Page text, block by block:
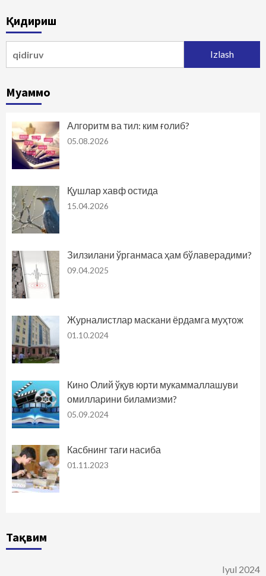
Қидириш
Муаммо
Алгоритм ва тил: ким ғолиб?
05.08.2026
Қушлар хавф остида
15.04.2026
Зилзилани ўрганмаса ҳам бўлаверадими?
09.04.2025
Журналистлар маскани ёрдамга муҳтож
01.10.2024
Кино Олий ўқув юрти мукаммаллашуви
омилларини биламизми?
05.09.2024
Касбнинг таги насиба
01.11.2023
Тақвим
Iyul 2024